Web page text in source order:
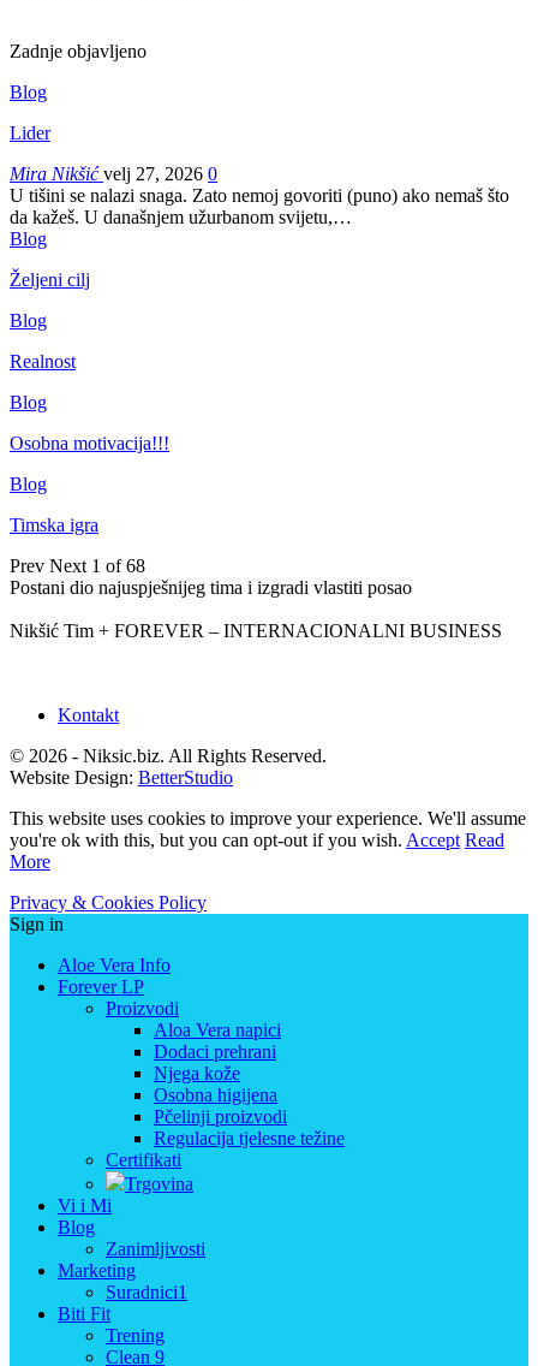
Zadnje objavljeno
Blog
Lider
Mira Nikšićvelj 27, 2026 0
U tišini se nalazi snaga. Zato nemoj govoriti (puno) ako nemaš što
da kažeš. U današnjem užurbanom svijetu,…
Blog
Željeni cilj
Blog
Realnost
Blog
Osobna motivacija!!!
Blog
Timska igra
Prev Next 1 of 68
Postani dio najuspješnijeg tima i izgradi vlastiti posao
Nikšić Tim + FOREVER – INTERNACIONALNI BUSINESS
Kontakt
© 2026 - Niksic.biz. All Rights Reserved.
Website Design: BetterStudio
This website uses cookies to improve your experience. We'll assume
you're ok with this, but you can opt-out if you wish. Accept Read
More
Privacy & Cookies Policy
Sign in
Aloe Vera Info
Forever LP
Proizvodi
Aloa Vera napici
Dodaci prehrani
Njega kože
Osobna higijena
Pčelinji proizvodi
Regulacija tjelesne težine
Certifikati
Trgovina
Vi i Mi
Blog
Zanimljivosti
Marketing
Suradnici1
Biti Fit
Trening
Clean 9